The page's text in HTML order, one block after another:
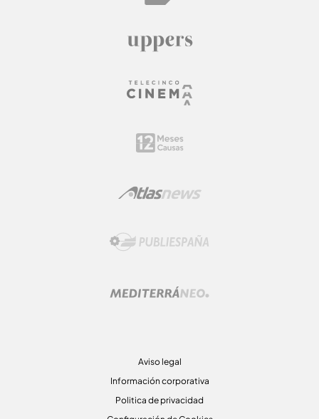
Aviso legal
Información corporativa
Politica de privacidad